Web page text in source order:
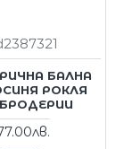
БАЛНА
РОКЛЯ